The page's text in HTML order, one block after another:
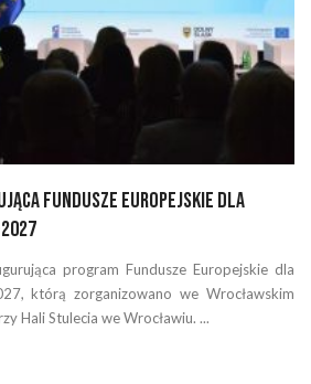
Fundusze Europejskie dla
program Fundusze Europejskie dla
którą zorganizowano we Wrocławskim
Hali Stulecia we Wrocławiu. ...